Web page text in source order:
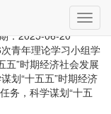
切
换
导
航
：2025-06-20
青年理论学习小组学
五”时期经济社会发展
划“十五五”时期经济
务，科学谋划“十五